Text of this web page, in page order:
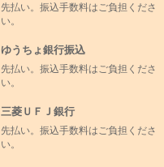
先払い。振込手数料はご負担くださ
い。
ゆうちょ銀行振込
先払い。振込手数料はご負担くださ
い。
三菱ＵＦＪ銀行
先払い。振込手数料はご負担くださ
い。